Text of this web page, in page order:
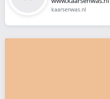
kaarsenwas.nl